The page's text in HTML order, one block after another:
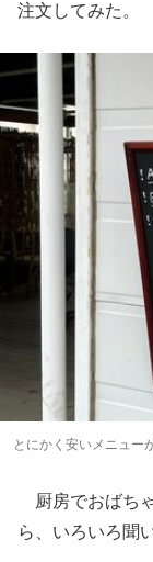
注文してみた。
とにかく安いメニュー
厨房でおばち
ら、いろいろ聞